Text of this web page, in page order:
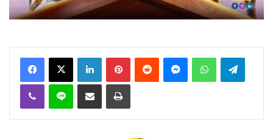
FacebookX Linkedin PinterestReddit MessengerWhatsAppTelegram
Viber Ligne Partager par email Imprimer